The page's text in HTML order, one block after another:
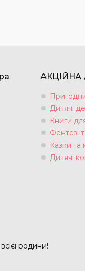
АКЦІЙНА
Дитячі
Книги
Фентезі
Казки та
Дитячі
родини!